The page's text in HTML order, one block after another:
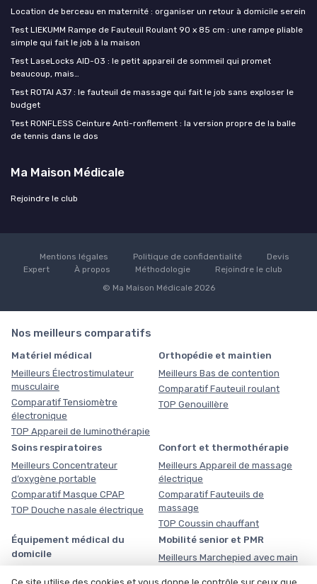
Location de berceau en maternité : organiser un retour à domicile serein
Test LIEKUMM Rampe de Fauteuil Roulant 90 x 85 cm : une rampe pliable
simple qui fait le job à la maison
Test LaseLocks AID-03 : le petit appareil de sommeil qui promet
beaucoup, mais…
Test ROTAI A37 : le fauteuil de massage qui fait le job sans exploser le
budget
Test RONFLESS Ceinture Anti-ronflement : la version propre de la balle
de tennis dans le dos
Ma Maison Médicale
Rejoindre le club
Mentions légales Politique de confidentialité
Devis
Expert
À propos Méthodologie
Rejoindre le club
© Ma Maison Médicale 2026
Nos meilleurs comparatifs
Matériel médical
Meilleurs Électrostimulateur
musculaire
Comparatif Tensiomètre
électronique
TOP Appareil de luminothérapie
Orthopédie et maintien
Meilleurs Bas de contention
Comparatif Fauteuil roulant
TOP Genouillère
Soins respiratoires
Meilleurs Concentrateur
d’oxygène portable
Comparatif Masque CPAP
TOP Douche nasale électrique
Confort et thermothérapie
Meilleurs Appareil de massage
électrique
Comparatif Fauteuils de
massage
TOP Coussin chauffant
Équipement médical du
domicile
Mobilité senior et PMR
Meilleurs Marchepied avec main